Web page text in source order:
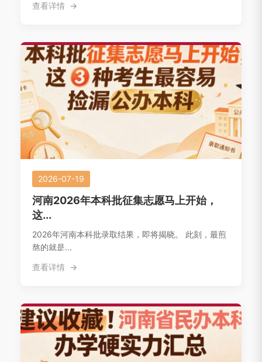
查看详情
2026-07-19
河南2026年本科批征集志愿马上开始，
这...
2026年河南本科批录取结果，即将揭晓。 此刻，最煎
熬的就是...
查看详情